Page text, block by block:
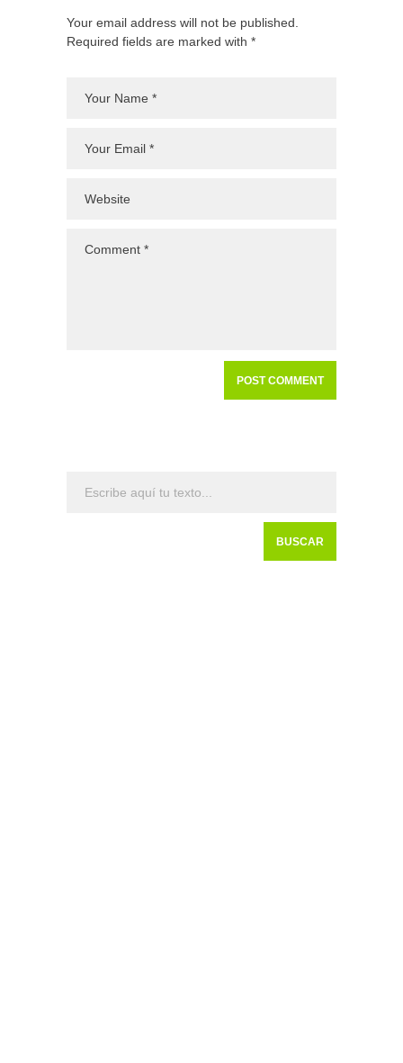
Your email address will not be published.
Required fields are marked with *